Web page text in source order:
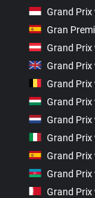
Grand
Gran
Grand
Grand
Grand Prix
Grand
Grand
Grand
Grand Prix
Grand
Grand